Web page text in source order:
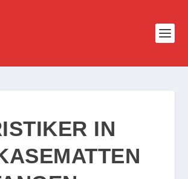
IN